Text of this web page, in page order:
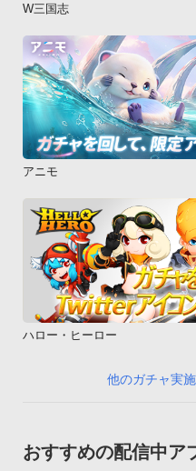
W三国志
アニモ
ハロー・ヒーロー
他のガチャ実
おすすめの配信中ア